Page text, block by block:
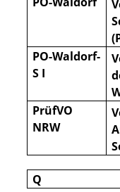
PO-Waldorf-
S I
PrüfVO
NRW
Q